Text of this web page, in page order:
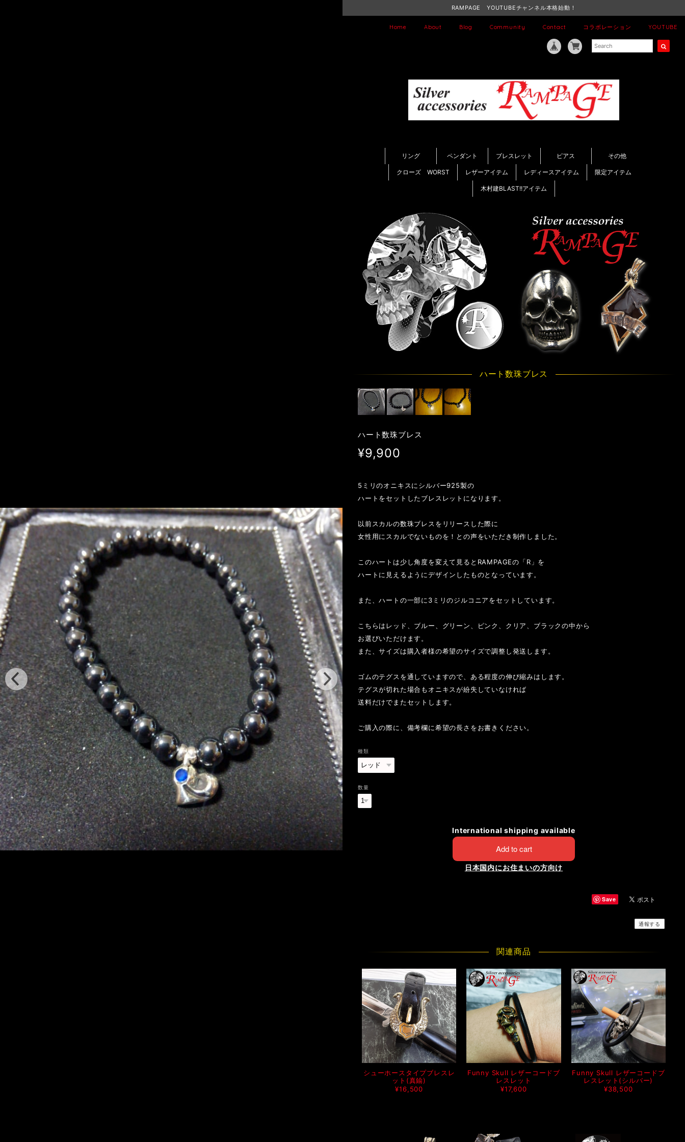
RAMPAGE YOUTUBEチャンネル本格始動！
Home About Blog Community Contact コラボレーション YOUTUBE
リング ペンダント ブレスレット ピアス その他
クローズ WORST レザーアイテム レディースアイテム 限定アイテム
木村建BLAST!!アイテム
ハート数珠ブレス
ハート数珠ブレス
¥9,900
5ミリのオニキスにシルバー925製の
ハートをセットしたブレスレットになります。
以前スカルの数珠ブレスをリリースした際に
女性用にスカルでないものを！との声をいただき制作しました。
このハートは少し角度を変えて見るとRAMPAGEの「R」を
ハートに見えるようにデザインしたものとなっています。
また、ハートの一部に3ミリのジルコニアをセットしています。
こちらはレッド、ブルー、グリーン、ピンク、クリア、ブラックの中から
お選びいただけます。
また、サイズは購入者様の希望のサイズで調整し発送します。
ゴムのテグスを通していますので、ある程度の伸び縮みはします。
テグスが切れた場合もオニキスが紛失していなければ
送料だけでまたセットします。
ご購入の際に、備考欄に希望の長さをお書きください。
種類
数量
International shipping available
Add to cart
日本国内にお住まいの方向け
Save
通報する
関連商品
シューホースタイプブレスレ
ット(真鍮)
¥16,500
Funny Skull レザーコードブ
レスレット
¥17,600
Funny Skull レザーコードブ
レスレット(シルバー)
¥38,500